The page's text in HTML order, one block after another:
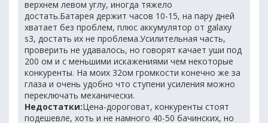
верхнем левом углу, иногда тяжело
достать.Батарея держит часов 10-15, на пару дней
хватает без проблем, плюс аккумулятор от galaxy
s3, достать их не проблема.Усилительная часть,
проверить не удавалось, но говорят качает уши под
200 ом и с меньшими искажениями чем некоторые
конкуренты. На моих 32ом громкости конечно же за
глаза и очень удобно что ступени усиления можно
переключать механически.
Недостатки:Цена-дороговат, конкуренты стоят
подешевле, хоть и не намного 40-50 бачинских, но